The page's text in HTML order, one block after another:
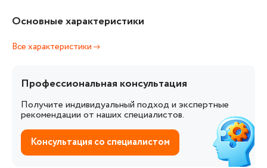
Основные характеристики
Все характеристики
Профессиональная консультация
Получите индивидуальный подход и экспертные
рекомендации от наших специалистов.
Консультация со специалистом